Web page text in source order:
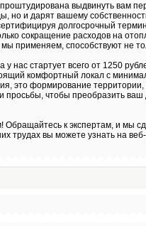
выдвинуть вам
но и дарят вашему
долгосрочный
сокращение расходов на
применяем, способствуют не
нас стартует всего от 1250
комфортный локал с
это формирование
просьбы, чтобы преобразить
Обращайтесь к экспертам, и мы
трудах вы можете узнать на